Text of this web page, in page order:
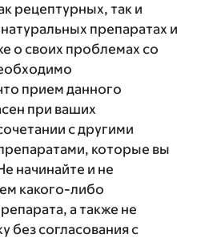
рецептурных, так и
препаратах и
о своих проблемах со
прием данного
при ваших
с другими
которые вы
начинайте и не
какого-либо
а также не
без согласования с